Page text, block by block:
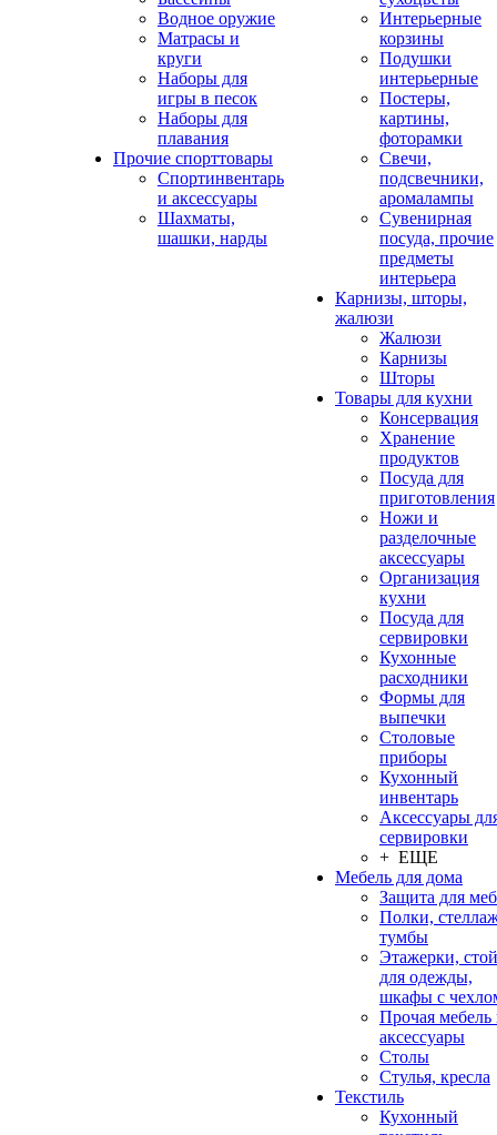
Водное оружие
Матрасы и
круги
Наборы для
игры в песок
Наборы для
плавания
Прочие спорттовары
Спортинвентарь
и аксессуары
Шахматы,
шашки, нарды
Интерьерные
корзины
Подушки
интерьерные
Постеры,
картины,
фоторамки
Свечи,
подсвечники,
аромалампы
Сувенирная
посуда, прочие
предметы
интерьера
Карнизы, шторы,
жалюзи
Жалюзи
Карнизы
Шторы
Товары для кухни
Консервация
Хранение
продуктов
Посуда для
приготовления
Ножи и
разделочные
аксессуары
Организация
кухни
Посуда для
сервировки
Кухонные
расходники
Формы для
выпечки
Столовые
приборы
Кухонный
инвентарь
Аксессуары
сервировки
+ ЕЩЕ
Мебель для дома
Защита для
Полки,
тумбы
Этажерки,
для одежды,
шкафы с
Прочая мебель
аксессуары
Столы
Стулья, кресла
Текстиль
Кухонный